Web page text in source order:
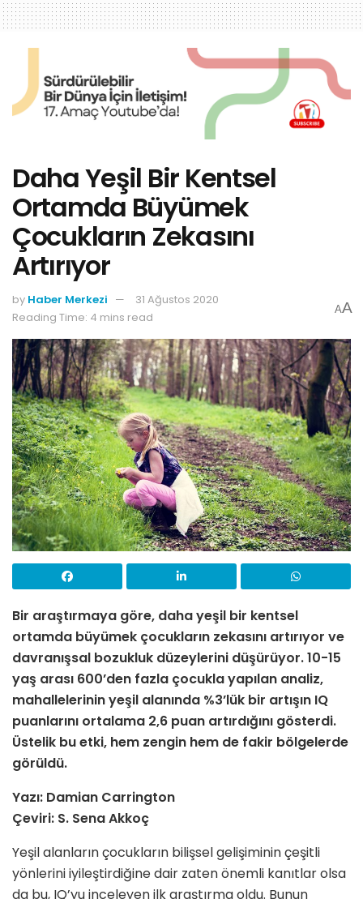
Daha Yeşil Bir Kentsel
Ortamda Büyümek
Çocukların Zekasını
Artırıyor
by Haber Merkezi
31 Ağustos 2020
Reading Time: 4 mins read
AA
Bir araştırmaya göre, daha yeşil bir kentsel
ortamda büyümek çocukların zekasını artırıyor ve
davranışsal bozukluk düzeylerini düşürüyor. 10-15
yaş arası 600’den fazla çocukla yapılan analiz,
mahallelerinin yeşil alanında %3’lük bir artışın IQ
puanlarını ortalama 2,6 puan artırdığını gösterdi.
Üstelik bu etki, hem zengin hem de fakir bölgelerde
görüldü.
Yazı: Damian Carrington
Çeviri: S. Sena Akkoç
Yeşil alanların çocukların bilişsel gelişiminin çeşitli
yönlerini iyileştirdiğine dair zaten önemli kanıtlar olsa
da bu, IQ’yu inceleyen ilk araştırma oldu. Bunun